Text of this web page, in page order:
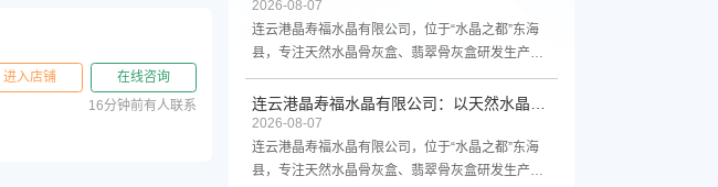
进入店铺
在线咨询
16分钟前有人联系
2026-08-07
连云港晶寿福水晶有限公司，位于“水晶之都”东海
县，专注天然水晶骨灰盒、翡翠骨灰盒研发生产。
支持器型、刻字、浮雕等个性化定制，源头厂家直
供，品质保障。欢迎咨询。
2026-08-07
连云港晶寿福水晶有限公司，位于“水晶之都”东海
县，专注天然水晶骨灰盒、翡翠骨灰盒研发生产。